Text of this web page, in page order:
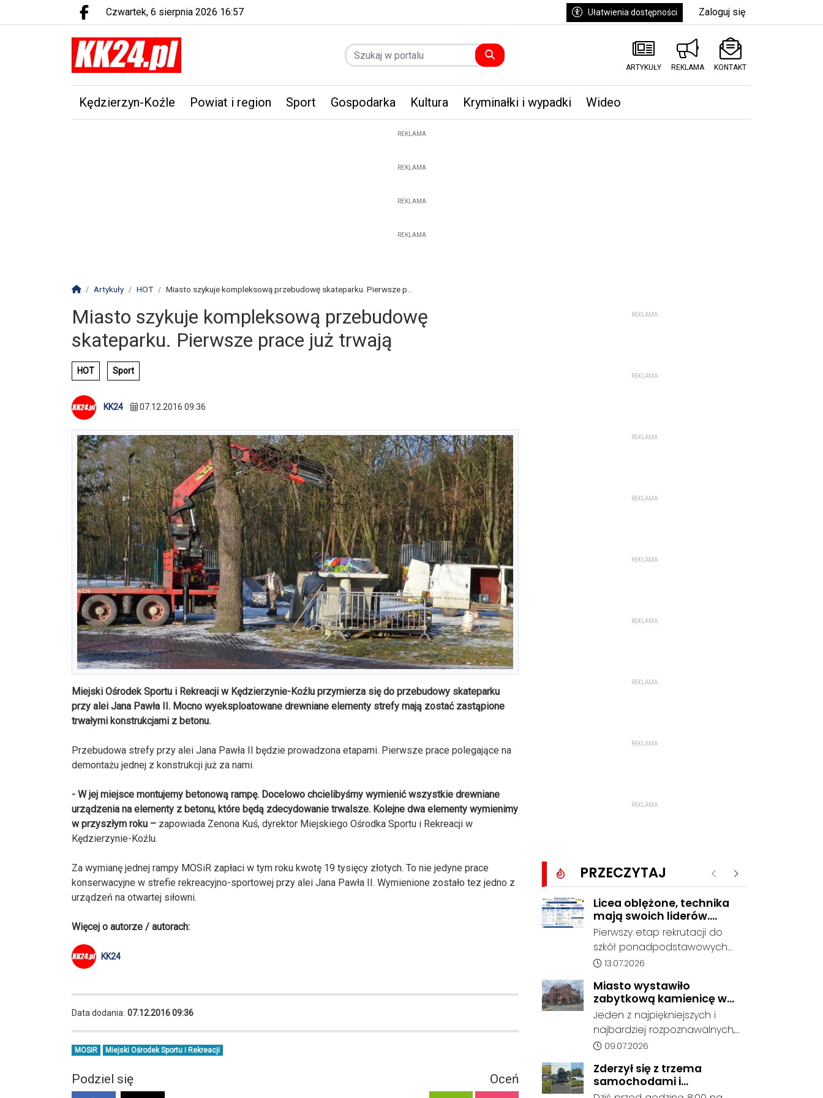
Facebook.com
czwartek, 6 sierpnia 2026 16:57 Ułatwienia dostępności Zaloguj się
ARTYKUŁY REKLAMA KONTAKT
Kędzierzyn-Koźle Powiat i region Sport Gospodarka Kultura Kryminałki i wypadki Wideo
REKLAMA
REKLAMA
REKLAMA
REKLAMA
Strona główna
Artykuły HOT Miasto szykuje kompleksową przebudowę skateparku. Pierwsze p...
Miasto szykuje kompleksową przebudowę
skateparku. Pierwsze prace już trwają
HOT Sport
KK24 07.12.2016 09:36
Miejski Ośrodek Sportu i Rekreacji w Kędzierzynie-Koźlu przymierza się do przebudowy skateparku
przy alei Jana Pawła II. Mocno wyeksploatowane drewniane elementy strefy mają zostać zastąpione
trwałymi konstrukcjami z betonu.
Przebudowa strefy przy alei Jana Pawła II będzie prowadzona etapami. Pierwsze prace polegające na
demontażu jednej z konstrukcji już za nami.
- W jej miejsce montujemy betonową rampę. Docelowo chcielibyśmy wymienić wszystkie drewniane
urządzenia na elementy z betonu, które będą zdecydowanie trwalsze. Kolejne dwa elementy wymienimy
w przyszłym roku – zapowiada Zenona Kuś, dyrektor Miejskiego Ośrodka Sportu i Rekreacji w
Kędzierzynie-Koźlu.
Za wymianę jednej rampy MOSiR zapłaci w tym roku kwotę 19 tysięcy złotych. To nie jedyne prace
konserwacyjne w strefie rekreacyjno-sportowej przy alei Jana Pawła II. Wymienione zostało tez jedno z
urządzeń na otwartej siłowni.
Więcej o autorze / autorach:
KK24
Data dodania: 07.12.2016 09:36
MOSiR Miejski Ośrodek Sportu i Rekreacji
Podziel się Oceń
REKLAMA
REKLAMA
REKLAMA
REKLAMA
REKLAMA
REKLAMA
REKLAMA
REKLAMA
REKLAMA
PRZECZYTAJ Poprzednie
Następne
Licea oblężone, technika
mają swoich liderów.
Znamy wstępne wyniki
rekrutacji do szkół w
powiecie
Pierwszy etap rekrutacji do
szkół ponadpodstawowych
prowadzonych przez Powiat
pokazuje coraz wyraźniejsze
preferencje tegorocznych
absolwentów szkół
podstawowych. Dane dotyczą
kandydatów, którzy wskazali
dany oddział jako pierwszy
wybór, dlatego nie stanowią
jeszcze ostatecznego wyniku
Data dodania artykułu:
13.07.2026
Miasto wystawiło
zabytkową kamienicę w
Porcie na sprzedaż. W
dawnym hotelu mają
powstać mieszkania
Jeden z najpiękniejszych i
najbardziej rozpoznawalnych,
ale też najbardziej
Portu został wystawiony na
sprzedaż. Gmina Kędzierzyn-
Data dodania artykułu:
09.07.2026
Zderzył się z trzema
samochodami i
kontynuował jazdę. Seria